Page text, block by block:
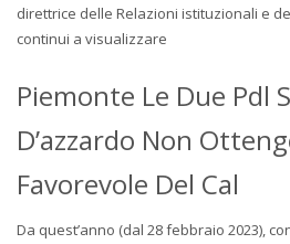
direttrice delle Relazioni istituzionali e
continui a visualizzare
Piemonte Le Due Pdl
D’azzardo Non
Favorevole Del Cal
Da quest’anno (dal 28 febbraio 2023),